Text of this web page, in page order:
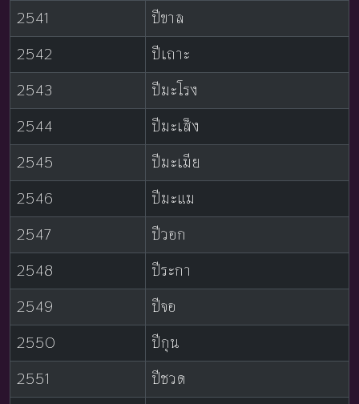
2541
ปีขาล
2542
ปีเถาะ
2543
ปีมะโรง
2544
ปีมะเส็ง
2545
ปีมะเมีย
2546
ปีมะแม
2547
ปีวอก
2548
ปีระกา
2549
ปีจอ
2550
ปีกุน
2551
ปีชวด